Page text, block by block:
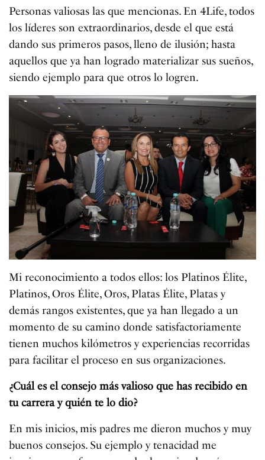
Personas valiosas las que mencionas. En 4Life, todos
los líderes son extraordinarios, desde el que está
dando sus primeros pasos, lleno de ilusión; hasta
aquellos que ya han logrado materializar sus sueños,
siendo ejemplo para que otros lo logren.
Mi reconocimiento a todos ellos: los Platinos Élite,
Platinos, Oros Élite, Oros, Platas Élite, Platas y
demás rangos existentes, que ya han llegado a un
momento de su camino donde satisfactoriamente
tienen muchos kilómetros y experiencias recorridas
para facilitar el proceso en sus organizaciones.
¿Cuál es el consejo más valioso que has recibido en
tu carrera y quién te lo dio?
En mis inicios, mis padres me dieron muchos y muy
buenos consejos. Su ejemplo y tenacidad me